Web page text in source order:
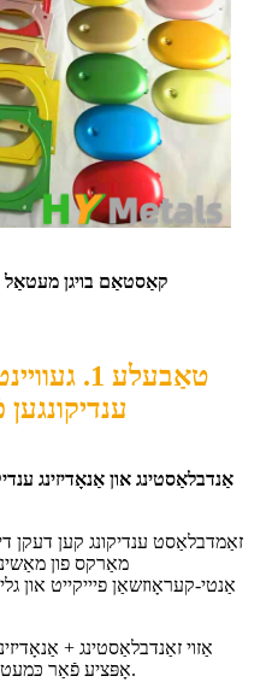
קאַסטאַם בויגן מעטאַל
טאַבעלע 1.
אַנדבלאַסטינג און אַנאָדיזינג
זאַמדבלאַסט ענדיקונג קען דעקן
מאַרקס פון
אַנטי-קעראָוזשאַן פיייקייט און
אַזוי זאַנדבלאַסטינג +
אָפּציע פֿאַר כּמעט אַלע קאָסמעטישע אַלומינום טיילן.